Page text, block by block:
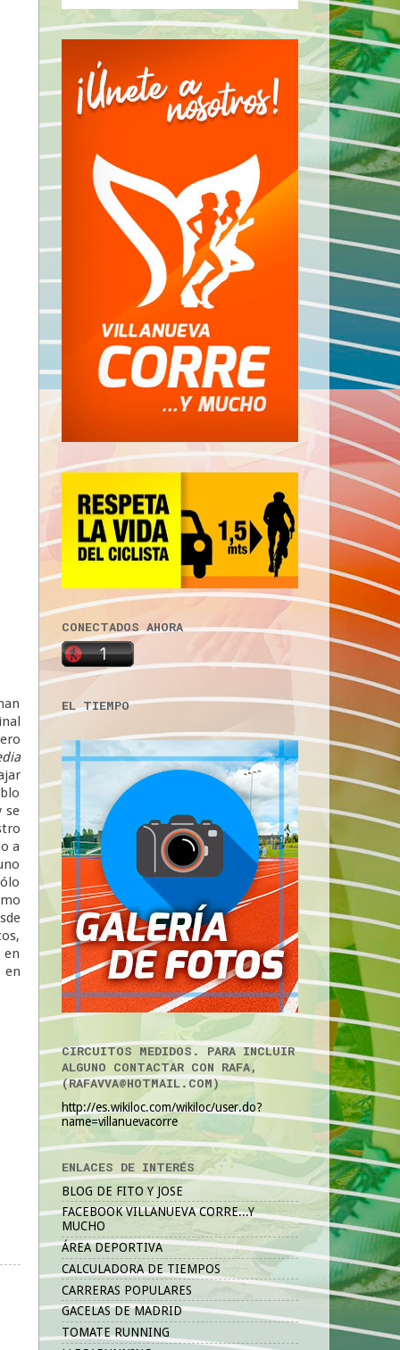
se
a
en
en
CONECTADOS AHORA
EL TIEMPO
CIRCUITOS MEDIDOS. PARA INCLUIR
ALGUNO CONTACTAR CON RAFA,
(RAFAVVA@HOTMAIL.COM)
http://es.wikiloc.com/wikiloc/user.do?
name=villanuevacorre
ENLACES DE INTERÉS
BLOG DE FITO Y JOSE
FACEBOOK VILLANUEVA CORRE...Y
MUCHO
ÁREA DEPORTIVA
CALCULADORA DE TIEMPOS
CARRERAS POPULARES
GACELAS DE MADRID
TOMATE RUNNING